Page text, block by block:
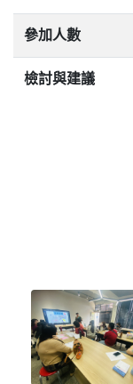
參加人數
檢討與建議